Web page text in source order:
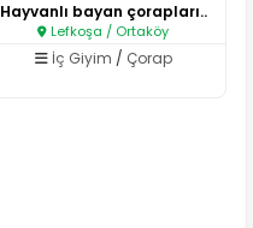
Hayvanlı bayan çorapları..
Lefkoşa / Ortaköy
İç Giyim / Çorap